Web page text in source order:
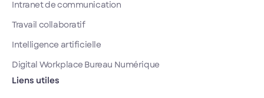
Intranet de communication
Travail collaboratif
Intelligence artificielle
Digital Workplace Bureau Numérique
Liens utiles